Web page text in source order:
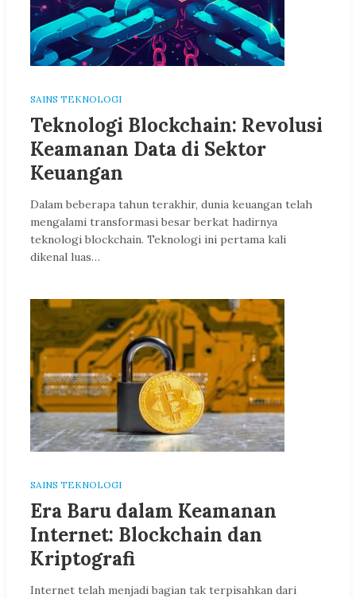
SAINS TEKNOLOGI
Teknologi Blockchain: Revolusi
Keamanan Data di Sektor
Keuangan
Dalam beberapa tahun terakhir, dunia keuangan telah
mengalami transformasi besar berkat hadirnya
teknologi blockchain. Teknologi ini pertama kali
dikenal luas…
SAINS TEKNOLOGI
Era Baru dalam Keamanan
Internet: Blockchain dan
Kriptografi
Internet telah menjadi bagian tak terpisahkan dari